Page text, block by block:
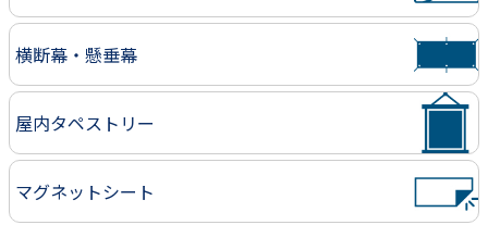
横断幕・懸垂幕
屋内タペストリー
マグネットシート